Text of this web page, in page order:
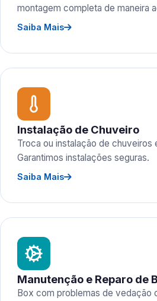
montagem completa de maneira
Saiba Mais
Instalação de Chuveiro
Troca ou instalação de chuveiros
Garantimos instalações seguras.
Saiba Mais
Manutenção e Reparo de
Box com problemas de vedação